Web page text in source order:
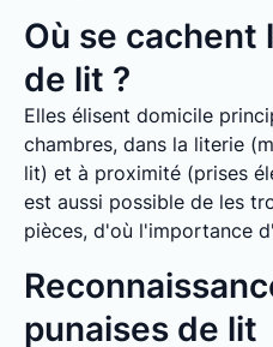
Où se cachent
de lit ?
Elles élisent domicile
chambres, dans la literie
lit) et à proximité (prises
est aussi possible de les
pièces, d'où l'importance
punaises de lit